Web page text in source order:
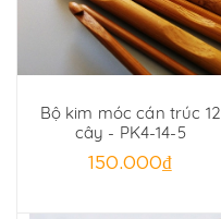
Bộ kim móc cán trúc 12
cây - PK4-14-5
150.000₫